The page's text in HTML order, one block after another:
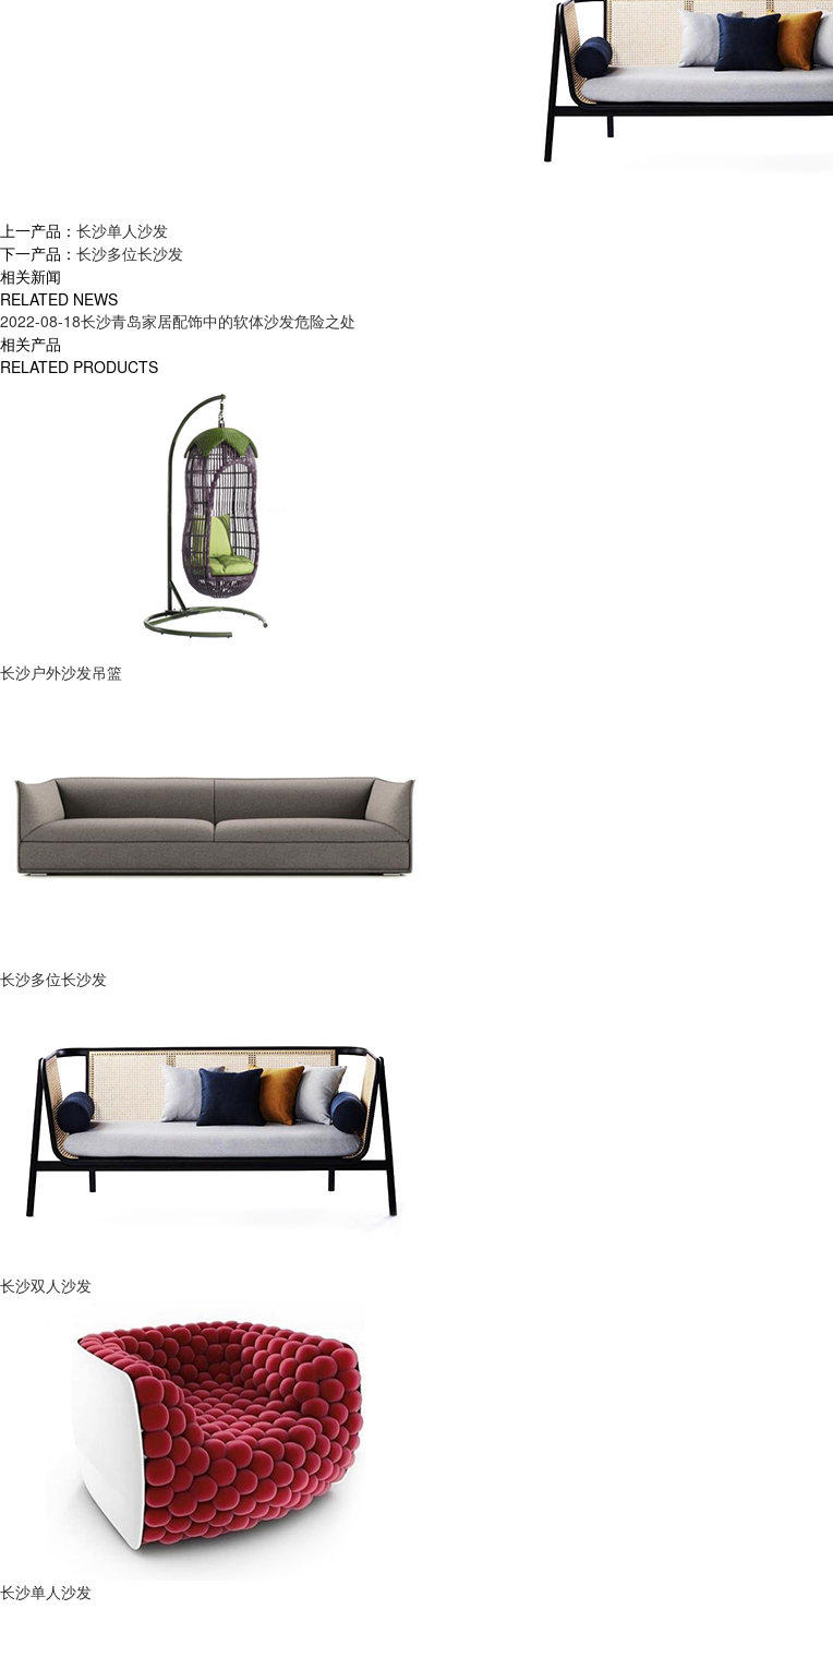
上一产品： 长沙单人沙发
下一产品： 长沙多位长沙发
相关新闻
RELATED NEWS
2022-08-18长沙青岛家居配饰中的软体沙发危险之处
相关产品
RELATED PRODUCTS
长沙户外沙发吊篮
长沙多位长沙发
长沙双人沙发
长沙单人沙发